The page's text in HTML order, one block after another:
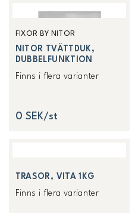
FIXOR BY NITOR
NITOR TVÄTTDUK,
DUBBELFUNKTION
Finns i flera varianter
0 SEK/st
TRASOR, VITA 1KG
Finns i flera varianter